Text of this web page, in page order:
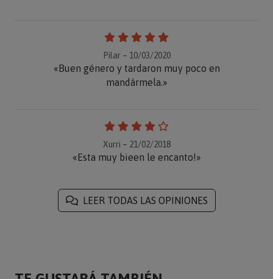
Pilar – 10/03/2020
«Buen género y tardaron muy poco en
mandármela.»
Xurri – 21/02/2018
«Esta muy bieen le encanto!»
LEER TODAS LAS OPINIONES